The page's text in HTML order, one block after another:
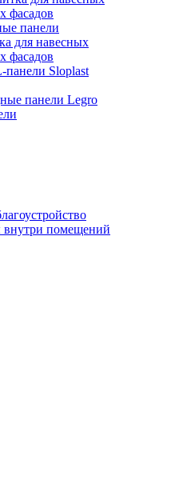
фасадов
панели
для навесных
фасадов
Sloplast
панели Legro
внутри помещений